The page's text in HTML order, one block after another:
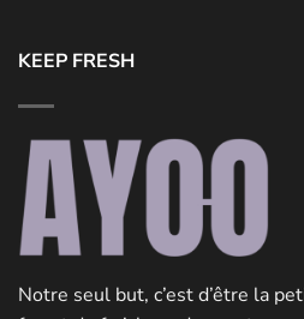
KEEP FRESH
Notre seul but, c’est d’être la